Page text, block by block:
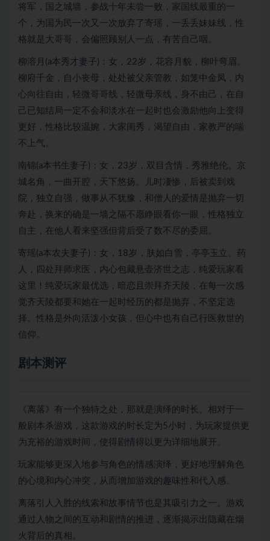
将军，国之城墙，参战十年未尝一败，家国线最重的一
个，为国为民一次又一次放弃了寄瑶，一丢丢妹妹线，性
格就是大哥哥，会偏照顾别人一点，有苦自己咽。
柳溶月(a本秀才妻子)：女，22岁，花容月貌，柳叶弯眉。
柳府千金，自小丧母，处处被父亲管教，如笼中金凤，内
心向往自由，轻微哥哥线，轻微母亲线，身不由己，在自
己已知结局一定不会和淡水在一起时也会激励他向上变得
更好，性格比较温婉，大家闺秀，渴望自由，家教严的喘
不上气。
南锦(a本书生妻子)：女，23岁，双目含情，秀雅绝伦。京
城名角，一曲开腔，天下悠扬。儿时凄惨，后被卖到戏
院，独立自强，做事从不犹豫，和僧人的爱情是抛弃一切
奔赴，换来的确是一墙之隔不愿睁眼看你一眼，性格独立
自主，在他人看来坚强但背后受了数不尽的委屈。
寄瑶(a本农夫妻子)：女，18岁，肤如白雪，亭亭玉立。药
人，四处拜师求医，内心包藏悬壶济世之志，纯爱玩家看
这里！纯爱玩家最优选，暗恋且崇拜齐天陵，在每一次感
觉齐天陵都要和她在一起时经历的都是抛弃，不坚定选
择。性格是外向活泼小女孩，但心中也有自己行医救世的
信仰。
剧本测评
《离落》有一个独特之处，那就是演绎的时长。相对于一
般剧本杀游戏，这款游戏的时长定为5小时，为玩家提供更
为充裕的游戏时间，使得剧情得以更为详细地展开。
玩家能够更深入地参与角色的情感演绎，更好地理解角色
的心境和内心冲突，从而增加游戏的趣味性和代入感。
离落引人入胜的线索和故事情节也是其吸引力之一。游戏
通过人物之间的互动和剧情的推进，逐渐揭示出隐藏在烟
火背后的真相。